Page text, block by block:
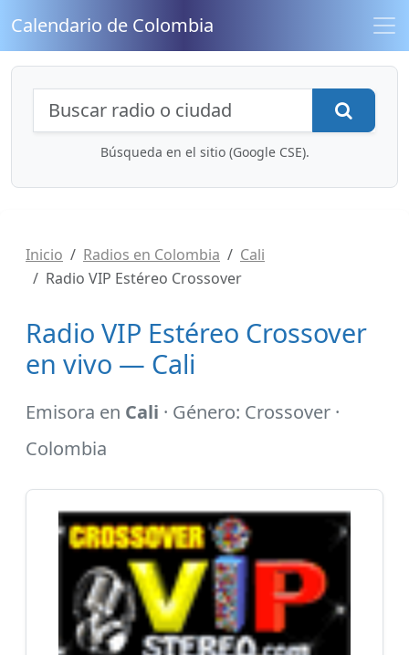
Calendario de Colombia
Búsqueda de radios y contenidos
Búsqueda en el sitio (Google CSE).
Inicio Radios en Colombia
Cali
Radio VIP Estéreo Crossover
Radio VIP Estéreo Crossover
en vivo — Cali
Emisora en Cali · Género: Crossover ·
Colombia